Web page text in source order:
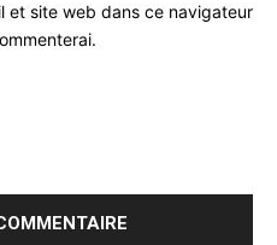
et site web dans ce navigateur